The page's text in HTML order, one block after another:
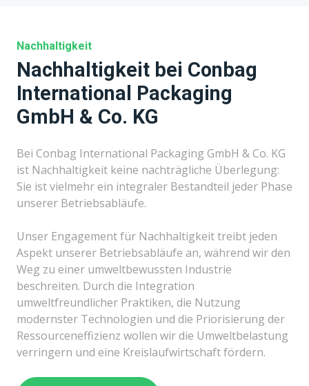
Nachhaltigkeit
Nachhaltigkeit bei Conbag
International Packaging
GmbH & Co. KG
Bei Conbag International Packaging GmbH & Co. KG
ist Nachhaltigkeit keine nachträgliche Überlegung:
Sie ist vielmehr ein integraler Bestandteil jeder Phase
unserer Betriebsabläufe.
Unser Engagement für Nachhaltigkeit treibt jeden
Aspekt unserer Betriebsabläufe an, während wir den
Weg zu einer umweltbewussten Industrie
beschreiten. Durch die Integration
umweltfreundlicher Praktiken, die Nutzung
modernster Technologien und die Priorisierung der
Ressourceneffizienz wollen wir die Umweltbelastung
verringern und eine Kreislaufwirtschaft fördern.